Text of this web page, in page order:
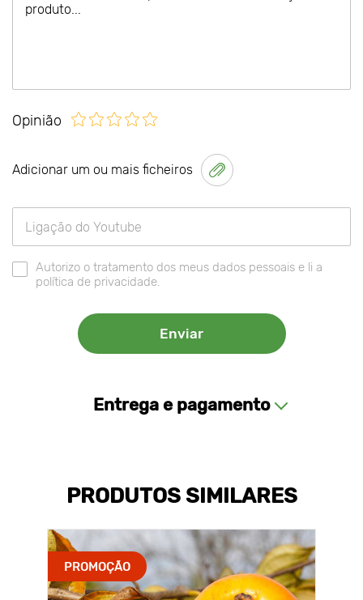
Opinião
Adicionar um ou mais ficheiros
Autorizo o tratamento dos meus dados pessoais e li a
política de privacidade.
Entrega e pagamento
PRODUTOS SIMILARES
PROMOÇÃO